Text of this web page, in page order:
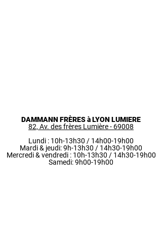
DAMMANN FRÈRES à LYON LUMIERE
82, Av. des frères Lumière - 69008
Lundi : 10h-13h30 / 14h00-19h00
Mardi & jeudi: 9h-13h30 / 14h30-19h00
Mercredi & vendredi: 10h-13h30 / 14h30-19h00
Samedi: 9h00-19h00